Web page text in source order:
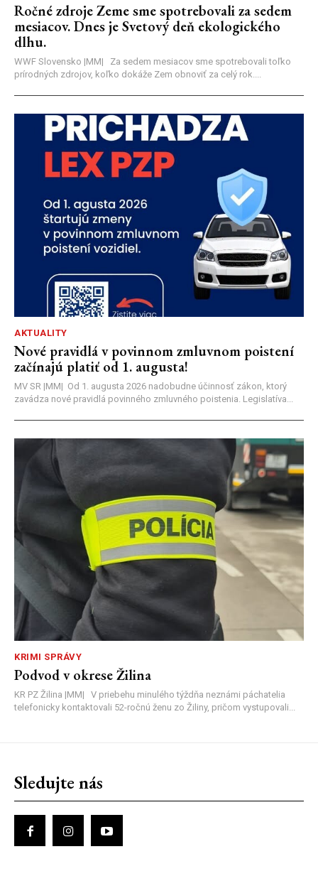
Ročné zdroje Zeme sme spotrebovali za sedem
mesiacov. Dnes je Svetový deň ekologického
dlhu.
WWF Slovensko |MM| Za sedem mesiacov sme spotrebovali toľko
prírodných zdrojov, koľko dokáže Zem obnoviť za celý rok....
AKTUALITY
Nové pravidlá v povinnom zmluvnom poistení
začínajú platiť od 1. augusta!
MV SR |MM| Od 1. augusta 2026 nadobudne účinnosť zákon, ktorý
zavádza nové pravidlá povinného zmluvného poistenia. Legislatíva...
KRIMI SPRÁVY
Podvod v okrese Žilina
KR PZ Žilina |MM| V priebehu minulého týždňa neznámi páchatelia
telefonicky kontaktovali 52-ročnú ženu zo Žiliny, pričom vystupovali...
Sledujte nás